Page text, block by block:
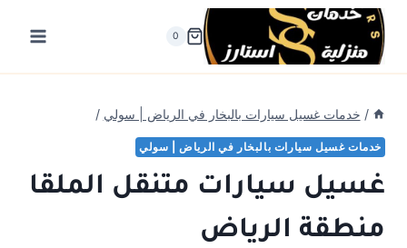
التجاوز
المحتوى
0
/ خدمات غسيل سيارات بالبخار في الرياض | سولي /
خدمات غسيل سيارات بالبخار في الرياض | سولي
غسيل سيارات متنقل الملقا
منطقة الرياض